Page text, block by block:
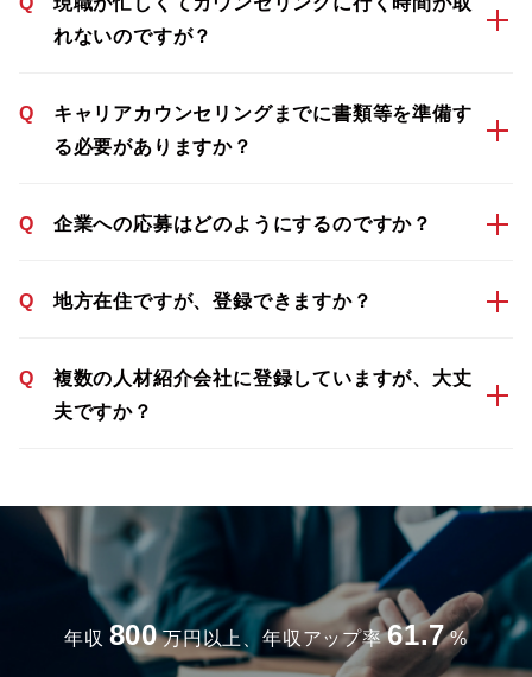
れないのですが？
Q
キャリアカウンセリングまでに書類等を準備す
る必要がありますか？
Q 企業への応募はどのようにするのですか？
Q 地方在住ですが、登録できますか？
Q
複数の人材紹介会社に登録していますが、大丈
夫ですか？
年収 800 万円以上、年収アップ率 61.7 %